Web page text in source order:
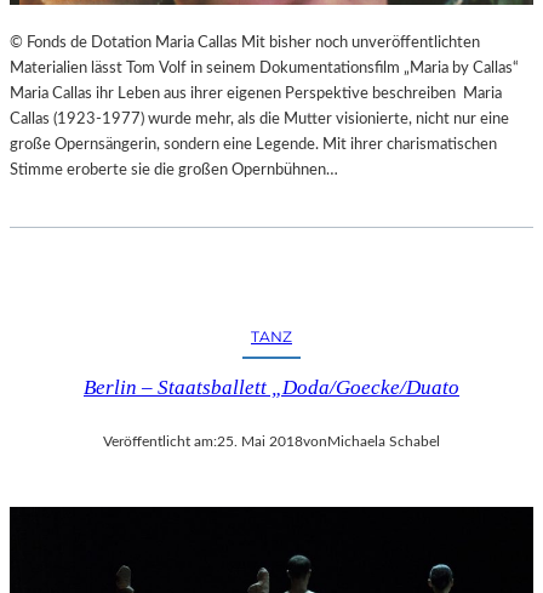
© Fonds de Dotation Maria Callas Mit bisher noch unveröffentlichten
Materialien lässt Tom Volf in seinem Dokumentationsfilm „Maria by Callas“
Maria Callas ihr Leben aus ihrer eigenen Perspektive beschreiben Maria
Callas (1923-1977) wurde mehr, als die Mutter visionierte, nicht nur eine
große Opernsängerin, sondern eine Legende. Mit ihrer charismatischen
Stimme eroberte sie die großen Opernbühnen…
TANZ
Berlin – Staatsballett „Doda/Goecke/Duato
Veröffentlicht am:25. Mai 2018vonMichaela Schabel